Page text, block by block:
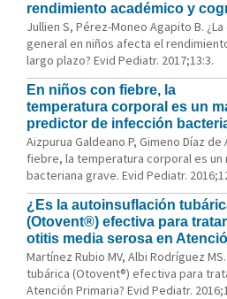
rendimiento académico y
Jullien S, Pérez-Moneo Agapito B.
general en niños afecta el
largo plazo? Evid Pediatr. 2017;13:3.
En niños con fiebre, la
temperatura corporal es un
predictor de infección
Aizpurua Galdeano P, Gimeno Díaz de
fiebre, la temperatura corporal es
bacteriana grave. Evid Pediatr.
¿Es la autoinsuflación
(Otovent®) efectiva para
otitis media serosa en
Martínez Rubio MV, Albi Rodríguez
tubárica (Otovent®) efectiva para
Atención Primaria? Evid Pediatr.